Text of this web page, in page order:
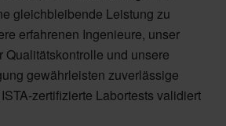
gleichbleibende Leistung zu
erfahrenen Ingenieure, unser
Qualitätskontrolle und unsere
gewährleisten zuverlässige
zertifizierte Labortests validiert